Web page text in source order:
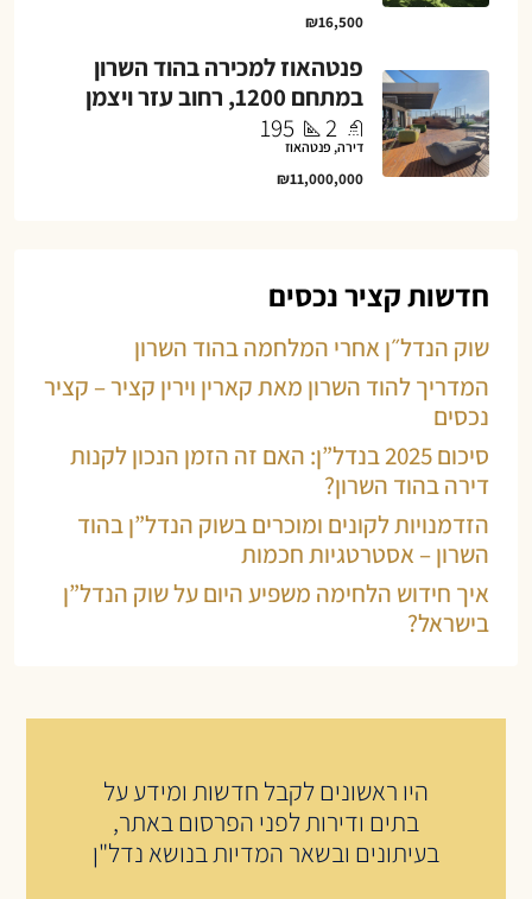
₪16,500
פנטהאוז למכירה בהוד השרון
במתחם 1200, רחוב עזר ויצמן
2
195
דירה, פנטהאוז
₪11,000,000
חדשות קציר נכסים
שוק הנדל״ן אחרי המלחמה בהוד השרון
המדריך להוד השרון מאת קארין וירין קציר – קציר
נכסים
סיכום 2025 בנדל”ן: האם זה הזמן הנכון לקנות
דירה בהוד השרון?
הזדמנויות לקונים ומוכרים בשוק הנדל”ן בהוד
השרון – אסטרטגיות חכמות
איך חידוש הלחימה משפיע היום על שוק הנדל”ן
בישראל?
היו ראשונים לקבל חדשות ומידע על
בתים ודירות לפני הפרסום באתר,
בעיתונים ובשאר המדיות בנושא נדל"ן